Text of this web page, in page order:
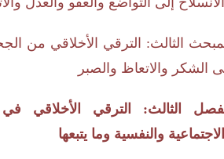
الثالث: الترقي الأخلاقي من
الشكر والاتعاظ والصبر
الثالث: الترقي الأخلاقي في
والنفسية وما يتبعها